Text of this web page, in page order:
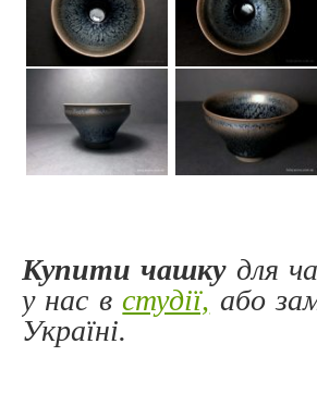
Купити чашкудля
у нас встудії, або
Україні.